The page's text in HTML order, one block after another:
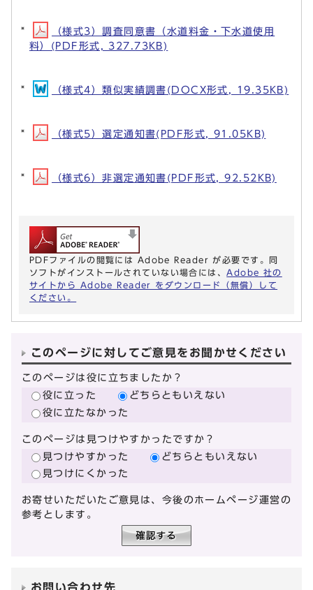
（様式3）調査同意書（水道料金・下水道使用
料）(PDF形式, 327.73KB)
（様式4）類似実績調書(DOCX形式, 19.35KB)
（様式5）選定通知書(PDF形式, 91.05KB)
（様式6）非選定通知書(PDF形式, 92.52KB)
PDFファイルの閲覧には Adobe Reader が必要です。同
ソフトがインストールされていない場合には、 Adobe 社の
サイトから Adobe Reader をダウンロード（無償）して
ください。
このページに対してご意見をお聞かせください
このページは役に立ちましたか？
役に立った
どちらともいえない
役に立たなかった
このページは見つけやすかったですか？
見つけやすかった
どちらともいえない
見つけにくかった
お寄せいただいたご意見は、今後のホームページ運営の
参考とします。
お問い合わせ先